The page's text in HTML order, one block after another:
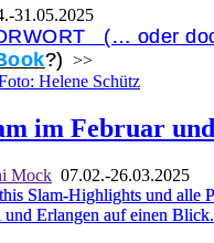
31.05.2025
(… oder
?) >>
im Februar
Mock 07.02.-26.03.2025
Slam-Highlights und alle
Erlangen auf einen Blick.